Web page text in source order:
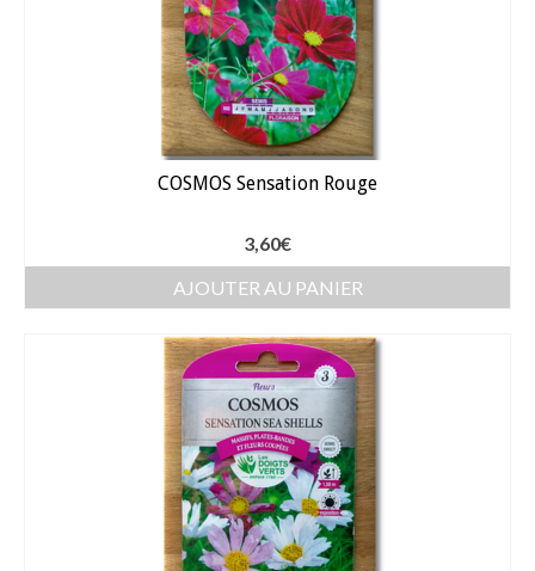
Pots de fleur
Soin des plantes
Pépinières – Gazons
Arbustes de haies
Gazons
Gazon fleuri
Gazon ornemental
COSMOS Sensation Rouge
3,60€
AJOUTER AU PANIER